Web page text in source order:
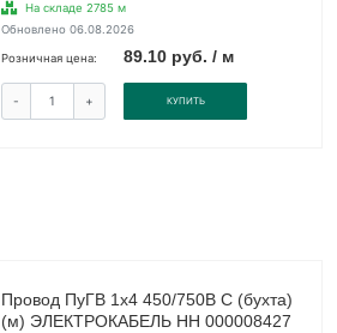
На складе 2785 м
Обновлено 06.08.2026
Розничная цена: 89.10 руб. / м
- + КУПИТЬ
Провод ПуГВ 1х4 450/750В С (бухта)
(м) ЭЛЕКТРОКАБЕЛЬ НН 000008427